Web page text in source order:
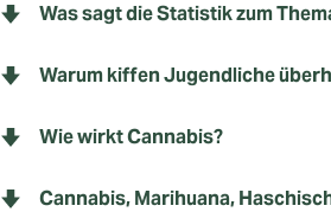
Was sagt die Statistik zum
Warum kiffen Jugendliche
Wie wirkt Cannabis?
Cannabis, Marihuana,